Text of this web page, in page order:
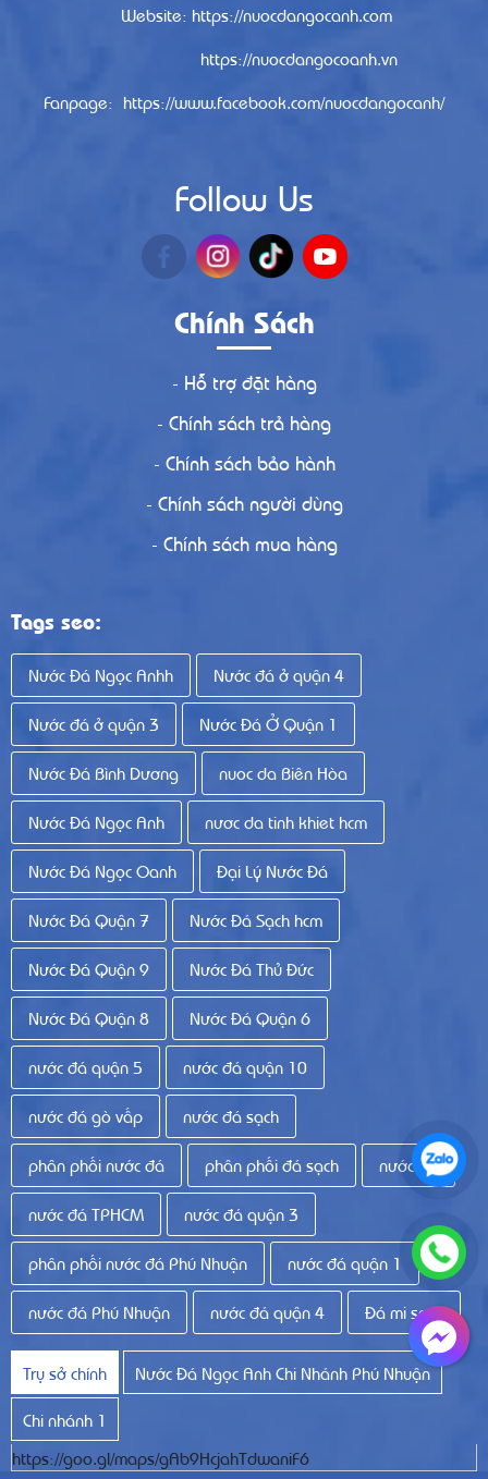
Website: https://nuocdangocanh.com
https://nuocdangocoanh.vn
Fanpage: https://www.facebook.com/nuocdangocanh/
Follow Us
Chính Sách
- Hỗ trợ đặt hàng
- Chính sách trả hàng
- Chính sách bảo hành
- Chính sách người dùng
- Chính sách mua hàng
Tags seo:
Nước Đá Ngọc Anhh Nước đá ở quận 4
Nước đá ở quận 3 Nước Đá Ở Quận 1
Nước Đá Bình Dương nuoc da Biên Hòa
Nước Đá Ngọc Anh nươc da tinh khiet hcm
Nước Đá Ngọc Oanh Đại Lý Nước Đá
Nước Đá Quận 7 Nước Đá Sạch hcm
Nước Đá Quận 9 Nước Đá Thủ Đức
Nước Đá Quận 8 Nước Đá Quận 6
nước đá quận 5 nước đá quận 10
nước đá gò vấp nước đá sạch
phân phối nước đá phân phối đá sạch nước đá
nước đá TPHCM nước đá quận 3
phân phối nước đá Phú Nhuận nước đá quận 1
nước đá Phú Nhuận nước đá quận 4 Đá mi sạch
Trụ sở chính
Nước Đá Ngọc Anh Chi Nhánh Phú Nhuận
Chi nhánh 1
https://goo.gl/maps/gAb9HcjahTdwaniF6